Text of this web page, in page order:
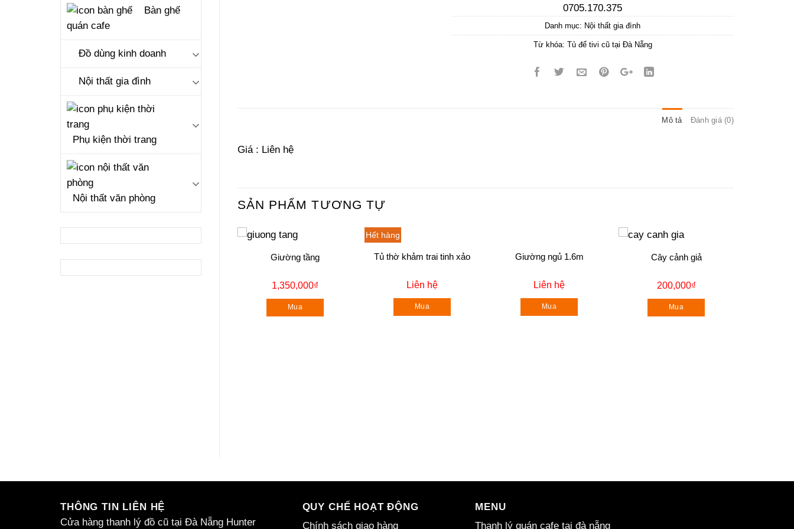
0705.170.375
Danh mục: Nội thất gia đình
Từ khóa: Tủ để tivi cũ tại Đà Nẵng
Mô tả Đánh giá (0)
Giá : Liên hệ
SẢN PHẨM TƯƠNG TỰ
Giường tầng
1,350,000₫
Mua
Hết hàng
Tủ thờ khảm trai tinh xảo
Liên hệ
Mua
Giường ngủ 1.6m
Liên hệ
Mua
Cây cảnh giả
200,000₫
Mua
Bàn ghế
quán cafe
Đồ dùng kinh doanh
Nội thất gia đình
Phụ kiện thời trang
Nội thất văn phòng
THÔNG TIN LIÊN HỆ
Cửa hàng thanh lý đồ cũ tại Đà Nẵng Hunter
QUY CHẾ HOẠT ĐỘNG
Chính sách giao hàng
MENU
Thanh lý quán cafe tại đà nẵng